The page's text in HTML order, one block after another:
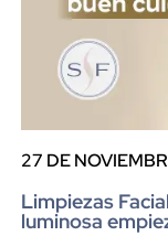
27 DE
Limpiezas
luminosa